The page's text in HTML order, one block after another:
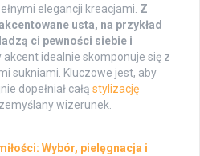
elegancji kreacjami. Z
usta, na przykład
ci pewności siebie i
idealnie skomponuje się z
sukniami. Kluczowe jest, aby
dopełniał całą stylizację
wizerunek.
Wybór, pielęgnacja i